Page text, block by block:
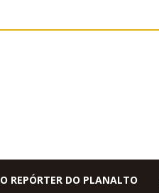
O REPÓRTER DO PLANALTO